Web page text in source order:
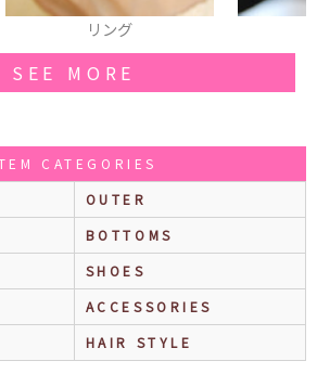
SEE MORE
CATEGORIES
OUTER
BOTTOMS
SHOES
ACCESSORIES
HAIR STYLE